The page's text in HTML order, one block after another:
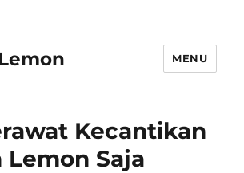
MENU
Kecantikan
Saja